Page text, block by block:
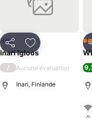
PartagerAjouter à mes
Hôtel
Inari Igloos
/ Aucune évaluation
Inari, Finlande
4